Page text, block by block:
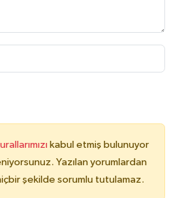
kabul etmiş bulunuyor
Yazılan yorumlardan
şekilde sorumlu tutulamaz.